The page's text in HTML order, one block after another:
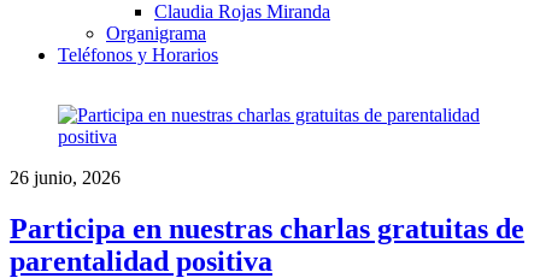
Claudia Rojas Miranda
Organigrama
Teléfonos y Horarios
26 junio, 2026
Participa en nuestras charlas gratuitas de
parentalidad positiva